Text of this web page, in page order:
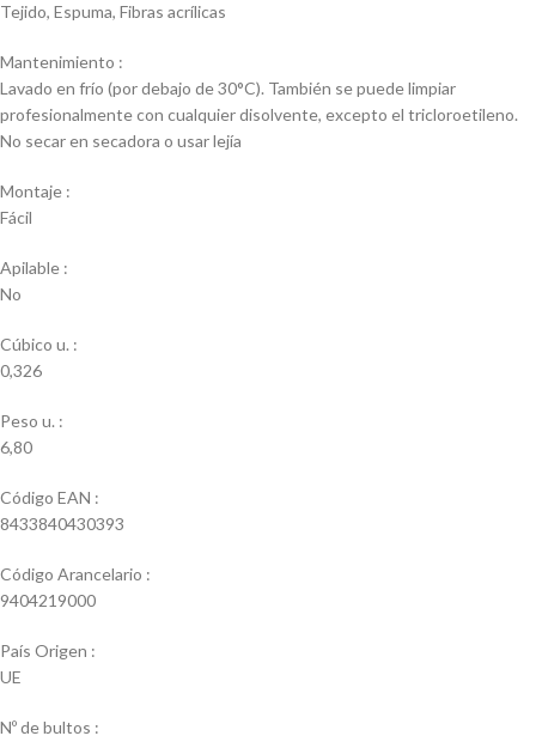
Tejido, Espuma, Fibras acrílicas
Mantenimiento :
Lavado en frío (por debajo de 30°C). También se puede limpiar
profesionalmente con cualquier disolvente, excepto el tricloroetileno.
No secar en secadora o usar lejía
Montaje :
Fácil
Apilable :
No
Cúbico u. :
0,326
Peso u. :
6,80
Código EAN :
8433840430393
Código Arancelario :
9404219000
País Origen :
UE
Nº de bultos :